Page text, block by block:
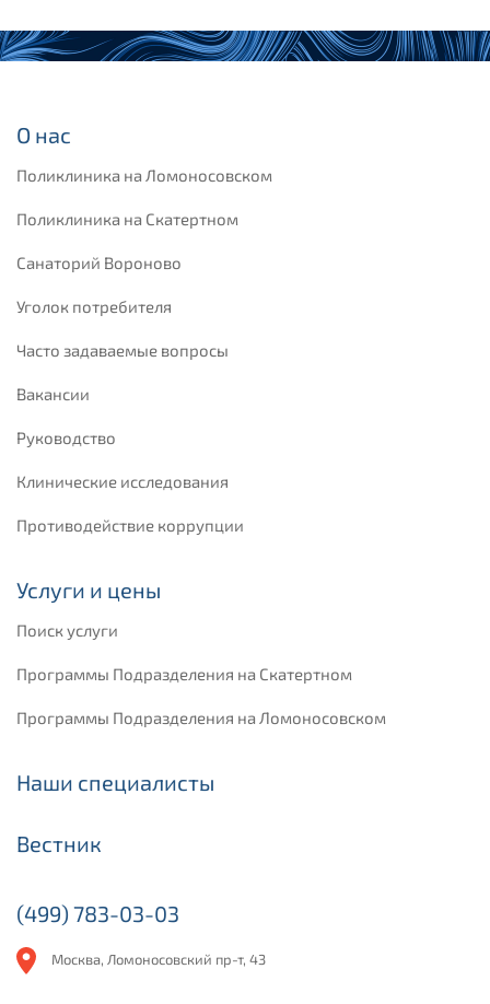
О нас
Поликлиника на Ломоносовском
Поликлиника на Скатертном
Санаторий Вороново
Уголок потребителя
Часто задаваемые вопросы
Вакансии
Руководство
Клинические исследования
Противодействие коррупции
Услуги и цены
Поиск услуги
Программы Подразделения на Скатертном
Программы Подразделения на Ломоносовском
Наши специалисты
Вестник
(499) 783-03-03
Москва, Ломоносовский пр-т, 43